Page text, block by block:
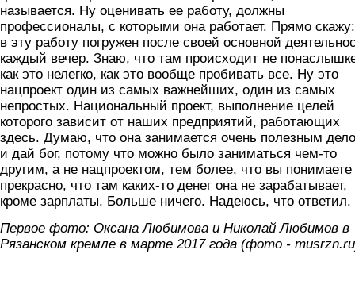
называется. Ну оценивать ее работу, должны
профессионалы, с которыми она работает. Прямо
в эту работу погружен после своей основной
каждый вечер. Знаю, что там происходит не
как это нелегко, как это вообще пробивать все. Ну это
нацпроект один из самых важнейших, один из самых
непростых. Национальный проект, выполнение целей
которого зависит от наших предприятий, работающих
здесь. Думаю, что она занимается очень полезным
и дай бог, потому что можно было заниматься чем-то
другим, а не нацпроектом, тем более, что вы понимаете
прекрасно, что там каких-то денег она не зарабатывает,
кроме зарплаты. Больше ничего. Надеюсь, что ответил.
Первое фото: Оксана Любимова и Николай Любимов в
Рязанском кремле в марте 2017 года (фото -